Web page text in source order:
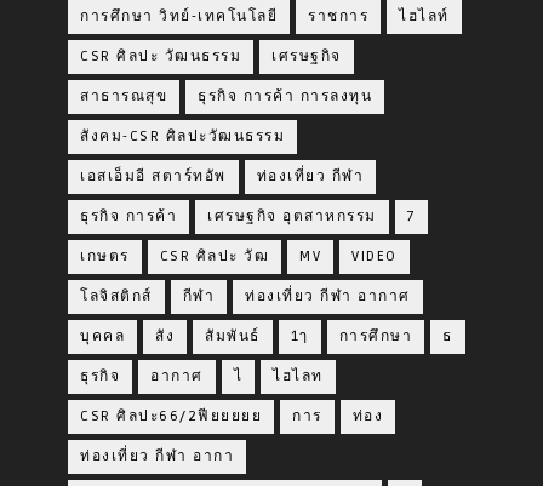
การศึกษา วิทย์-เทคโนโลยี ราชการ ไฮไลท์
CSR ศิลปะ วัฒนธรรม เศรษฐกิจ
สาธารณสุข ธุรกิจ การค้า การลงทุน
สังคม-CSR ศิลปะวัฒนธรรม
เอสเอ็มอี สตาร์ทอัพ ท่องเที่ยว กีฬา
ธุรกิจ การค้า เศรษฐกิจ อุตสาหกรรม 7
เกษตร CSR ศิลปะ วัฒ MV VIDEO
โลจิสติกส์ กีฬา ท่องเที่ยว กีฬา อากาศ
บุคคล สัง สัมพันธ์ 1ๅ การศึกษา ธ
ธุรกิจ อากาศ ไ ไฮไลท
CSR ศิลปะ66/2ฟียยยยย การ ท่อง
ท่องเที่ยว กีฬา อากา